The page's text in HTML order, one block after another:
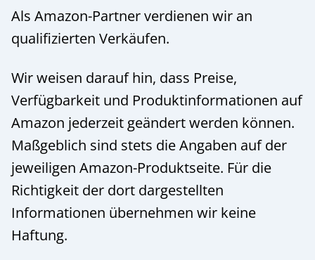
Als Amazon-Partner verdienen wir an
qualifizierten Verkäufen.
Wir weisen darauf hin, dass Preise,
Verfügbarkeit und Produktinformationen auf
Amazon jederzeit geändert werden können.
Maßgeblich sind stets die Angaben auf der
jeweiligen Amazon-Produktseite. Für die
Richtigkeit der dort dargestellten
Informationen übernehmen wir keine
Haftung.